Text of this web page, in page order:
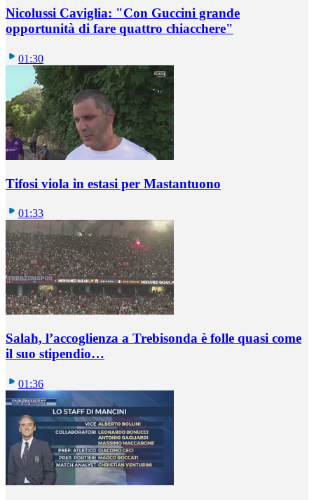
Nicolussi Caviglia: "Con Guccini grande
opportunità di fare quattro chiacchere"
01:30
Tifosi viola in estasi per Mastantuono
01:33
Salah, l’accoglienza a Trebisonda è folle quasi come
il suo stipendio…
01:36